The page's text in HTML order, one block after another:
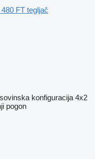
FT tegljač
konfiguracija 4x2
pogon